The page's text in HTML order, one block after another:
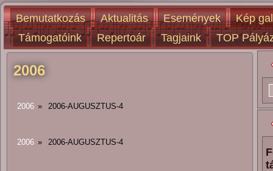
Bemutatkozás Aktualitás Események
Kép
Támogatóink
Repertoár Tagjaink TOP
2006
2006 » 2006-AUGUSZTUS-4
2006 » 2006-AUGUSZTUS-4